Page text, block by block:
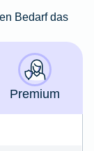
Bedarf das
Premium